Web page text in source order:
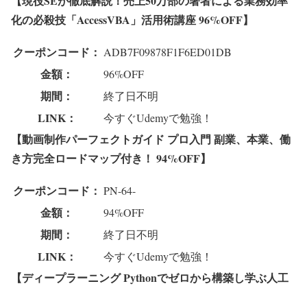
化の必殺技「AccessVBA」活用術講座 96%OFF】
クーポンコード： ADB7F09878F1F6ED01DB
金額： 96%OFF
期間： 終了日不明
LINK： 今すぐUdemyで勉強！
【動画制作パーフェクトガイド プロ入門 副業、 本業、 働
き方完全ロードマップ付き！ 94%OFF】
クーポンコード： PN-64-
金額： 94%OFF
期間： 終了日不明
LINK： 今すぐUdemyで勉強！
【ディープラーニング Pythonでゼロから構築し学ぶ人工